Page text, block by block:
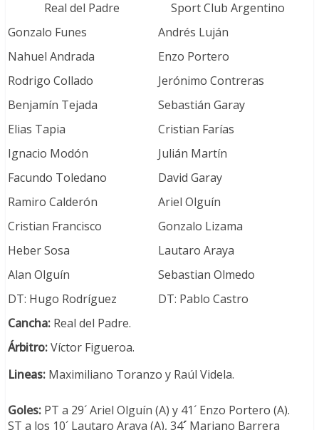
Real del Padre
Sport Club Argentino
Gonzalo Funes
Andrés Luján
Nahuel Andrada
Enzo Portero
Rodrigo Collado
Jerónimo Contreras
Benjamín Tejada
Sebastián Garay
Elias Tapia
Cristian Farías
Ignacio Modón
Julián Martín
Facundo Toledano
David Garay
Ramiro Calderón
Ariel Olguín
Cristian Francisco
Gonzalo Lizama
Heber Sosa
Lautaro Araya
Alan Olguín
Sebastian Olmedo
DT: Hugo Rodríguez
DT: Pablo Castro
Cancha: Real del Padre.
Árbitro:Víctor Figueroa.
Lineas: Maximiliano Toranzo y Raúl Videla.
Goles: PT a 29´ Ariel Olguín (A) y 41´ Enzo Portero (A).
ST a los 10´ Lautaro Araya (A), 34´ Mariano Barrera